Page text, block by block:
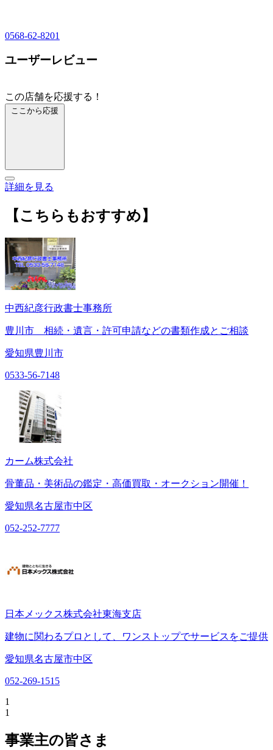
0568-62-8201
ユーザーレビュー
この店舗を応援する！
ここから応援
詳細を見る
【こちらもおすすめ】
中西紀彦行政書士事務所
豊川市 相続・遺言・許可申請などの書類作成とご相談
愛知県豊川市
0533-56-7148
カーム株式会社
骨董品・美術品の鑑定・高価買取・オークション開催！
愛知県名古屋市中区
052-252-7777
日本メックス株式会社東海支店
建物に関わるプロとして、ワンストップでサービスをご提供
愛知県名古屋市中区
052-269-1515
1
1
事業主の皆さま